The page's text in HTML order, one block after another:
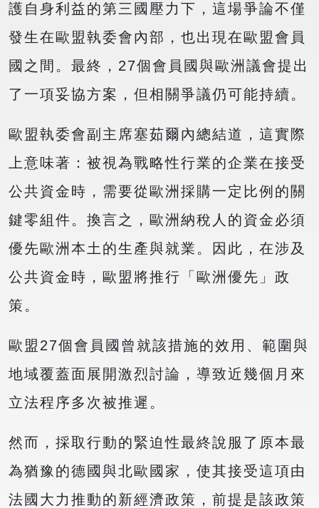
護自身利益的第三國壓力下，這場爭論不僅
發生在歐盟執委會內部，也出現在歐盟會員
國之間。最終，27個會員國與歐洲議會提出
了一項妥協方案，但相關爭議仍可能持續。
歐盟執委會副主席塞茹爾內總結道，這實際
上意味著：被視為戰略性行業的企業在接受
公共資金時，需要從歐洲採購一定比例的關
鍵零組件。換言之，歐洲納稅人的資金必須
優先歐洲本土的生產與就業。因此，在涉及
公共資金時，歐盟將推行「歐洲優先」政
策。
歐盟27個會員國曾就該措施的效用、範圍與
地域覆蓋面展開激烈討論，導致近幾個月來
立法程序多次被推遲。
然而，採取行動的緊迫性最終說服了原本最
為猶豫的德國與北歐國家，使其接受這項由
法國大力推動的新經濟政策，前提是該政策